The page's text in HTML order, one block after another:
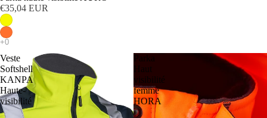
€35,04 EUR
Veste
Softshell
KANPA
Haute-
visibilité
Parka
Haut
visibilité
femme
HORA